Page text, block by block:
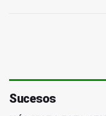
Sucesos